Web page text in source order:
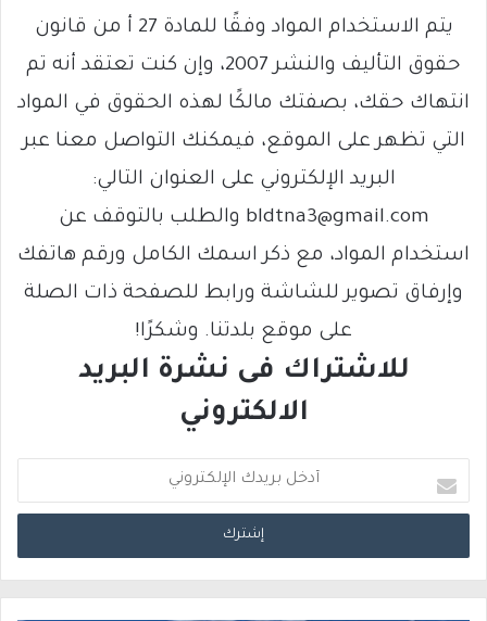
يتم الاستخدام المواد وفقًا للمادة 27 أ من قانون
حقوق التأليف والنشر 2007، وإن كنت تعتقد أنه تم
انتهاك حقك، بصفتك مالكًا لهذه الحقوق في المواد
التي تظهر على الموقع، فيمكنك التواصل معنا عبر
البريد الإلكتروني على العنوان التالي:
bldtna3@gmail.com والطلب بالتوقف عن
استخدام المواد، مع ذكر اسمك الكامل ورقم هاتفك
وإرفاق تصوير للشاشة ورابط للصفحة ذات الصلة
على موقع بلدتنا. وشكرًا!
للاشتراك فى نشرة البريد
الالكتروني
د
خ